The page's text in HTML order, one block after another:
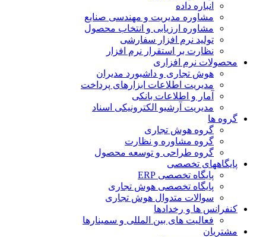
انباره داده
مشاوره مدیریت و مهندسی صنایع
مشاوره ارزیابی و انتخاب محصول
تولید نرم افزار سفارشی
نظارت بر استقرار نرم افزار
محصولات نرم افزاری
هوش تجاری و داشبورد مدیران
مدیریت اطلاعات ابزارهای پرداخت
آمار و اطلاعات بانکی
مدیریت آرشیو الکترونیکی اسناد
گروه ها
گروه هوش تجاری
گروه مشاوره و نظارت
گروه طراحی و توسعه محصول
پایگاههای تخصصی
پایگاه تخصصی ERP
پایگاه تخصصی هوش تجاری
سوالات متدوال هوش تجاری
کنفرانس ها و رخدادها
فعالیت های بین المللی و سمینارها
مشتریان